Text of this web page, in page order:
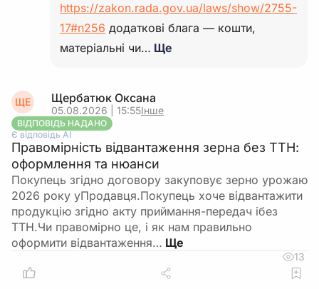
https://zakon.rada.gov.ua/laws/show/2755-
17#n256 додаткові блага — кошти,
матеріальні чи… Ще
ЩЕ Щербатюк Оксана
05.08.2026 | 15:55Інше
ВІДПОВІДЬ НАДАНО
Є відповідь АІ
Правомірність відвантаження зерна без ТТН:
оформлення та нюанси
Покупець згідно договору закуповує зерно урожаю
2026 року уПродавця.Покупець хоче відвантажити
продукцію згідно акту приймання-передач ібез
ТТН.Чи правомірно це, і як нам правильно
оформити відвантаження…
13